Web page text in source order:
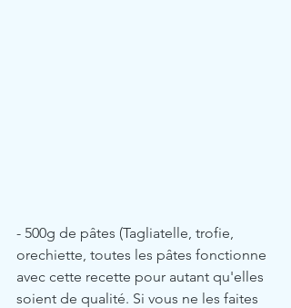
- 500g de pâtes (Tagliatelle, trofie,
orechiette, toutes les pâtes fonctionne
avec cette recette pour autant qu'elles
soient de qualité. Si vous ne les faites